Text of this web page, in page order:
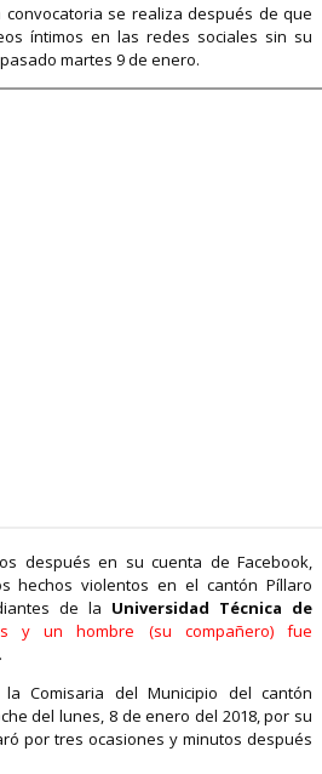
convocatoria se realiza después de que
íntimos en las redes sociales sin su
martes 9 de enero.
después en su cuenta de Facebook,
hechos violentos en el cantón Píllaro
de la Universidad Técnica de
y un hombre (su compañero) fue
Comisaria del Municipio del cantón
del lunes, 8 de enero del 2018, por su
por tres ocasiones y minutos después